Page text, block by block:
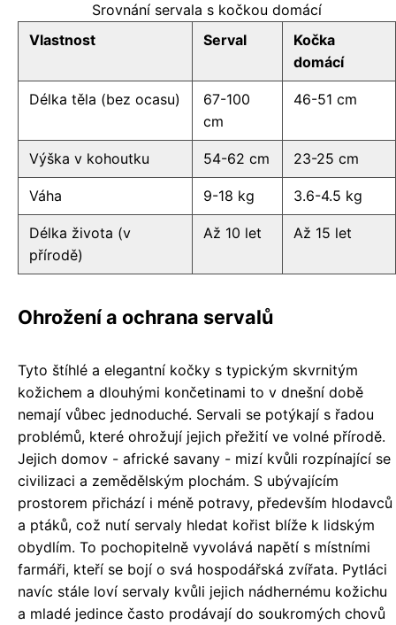
Srovnání servala s kočkou domácí
Vlastnost
Serval
Kočka
domácí
Délka těla (bez ocasu)
67-100
cm
46-51 cm
Výška v kohoutku 54-62 cm 23-25 cm
Váha 9-18 kg 3.6-4.5 kg
Délka života (v
přírodě)
Až 10 let Až 15 let
Ohrožení a ochrana servalů
Tyto štíhlé a elegantní kočky s typickým skvrnitým
kožichem a dlouhými končetinami to v dnešní době
nemají vůbec jednoduché. Servali se potýkají s řadou
problémů, které ohrožují jejich přežití ve volné přírodě.
Jejich domov - africké savany - mizí kvůli rozpínající se
civilizaci a zemědělským plochám. S ubývajícím
prostorem přichází i méně potravy, především hlodavců
a ptáků, což nutí servaly hledat kořist blíže k lidským
obydlím. To pochopitelně vyvolává napětí s místními
farmáři, kteří se bojí o svá hospodářská zvířata. Pytláci
navíc stále loví servaly kvůli jejich nádhernému kožichu
a mladé jedince často prodávají do soukromých chovů